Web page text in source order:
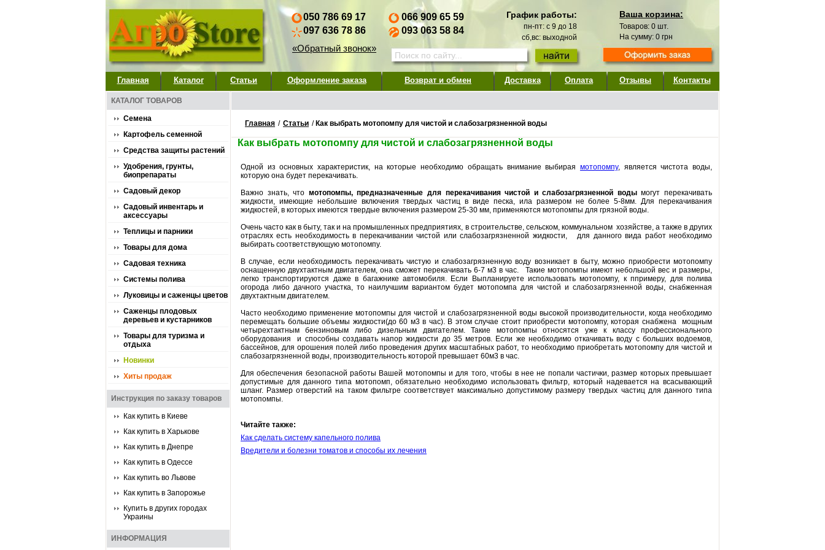
050 786 69 17
097 636 78 86
«Обратный звонок»
066 909 65 59
093 063 58 84
График работы:
пн-пт: с 9 до 18
сб,вс: выходной
Ваша корзина:
Товаров: 0 шт.
На сумму: 0 грн
Главная Каталог Статьи Оформление заказа Возврат и обмен Доставка Оплата Отзывы Контакты
КАТАЛОГ ТОВАРОВ
Семена
Картофель семенной
Средства защиты растений
Удобрения, грунты,
биопрепараты
Садовый декор
Садовый инвентарь и
аксессуары
Теплицы и парники
Товары для дома
Садовая техника
Системы полива
Луковицы и саженцы цветов
Саженцы плодовых
деревьев и кустарников
Товары для туризма и
отдыха
Новинки
Хиты продаж
Инструкция по заказу товаров
Как купить в Киеве
Как купить в Харькове
Как купить в Днепре
Как купить в Одессе
Как купить во Львове
Как купить в Запорожье
Купить в других городах
Украины
ИНФОРМАЦИЯ
Главная / Статьи / Как выбрать мотопомпу для чистой и слабозагрязненной воды
Как выбрать мотопомпу для чистой и слабозагрязненной воды
Одной из основных характеристик, на которые необходимо обращать внимание выбирая мотопомпу, является чистота воды,
которую она будет перекачивать.
Важно знать, что мотопомпы, предназначенные для перекачивания чистой и слабозагрязненной водымогут перекачивать
жидкости, имеющие небольшие включения твердых частиц в виде песка, ила размером не более 5-8мм. Для перекачивания
жидкостей, в которых имеются твердые включения размером 25-30 мм, применяются мотопомпы для грязной воды.
Очень часто как в быту, так и на промышленных предприятиях, в строительстве, сельском, коммунальном хозяйстве, а также в других
отраслях есть необходимость в перекачивании чистой или слабозагрязненной жидкости, для данного вида работ необходимо
выбирать соответствующую мотопомпу.
В случае, если необходимость перекачивать чистую и слабозагрязненную воду возникает в быту, можно приобрести мотопомпу
оснащенную двухтактным двигателем, она сможет перекачивать 6-7 м3 в час. Такие мотопомпы имеют небольшой вес и размеры,
легко транспортируются даже в багажнике автомобиля. Если Выпланируете использовать мотопомпу, к ппримеру, для полива
огорода либо дачного участка, то наилучшим вариантом будет мотопомпа для чистой и слабозагрязненной воды, снабженная
двухтактным двигателем.
Часто необходимо применение мотопомпы для чистой и слабозагрязненной воды высокой производительности, когда необходимо
перемещать большие объемы жидкости(до 60 м3 в час). В этом случае стоит приобрести мотопомпу, которая снабжена мощным
четырехтактным бензиновым либо дизельным двигателем. Такие мотопомпы относятся уже к классу профессионального
оборудования и способны создавать напор жидкости до 35 метров. Если же необходимо откачивать воду с больших водоемов,
бассейнов, для орошения полей либо проведения других масштабных работ, то необходимо приобретать мотопомпу для чистой и
слабозагрязненной воды, производительность которой превышает 60м3 в час.
Для обеспечения безопасной работы Вашей мотопомпы и для того, чтобы в нее не попали частички, размер которых превышает
допустимые для данного типа мотопомп, обязательно необходимо использовать фильтр, который надевается на всасывающий
шланг. Размер отверстий на таком фильтре соответствует максимально допустимому размеру твердых частиц для данного типа
мотопомпы.
Читайте также:
Как сделать систему капельного полива
Вредители и болезни томатов и способы их лечения